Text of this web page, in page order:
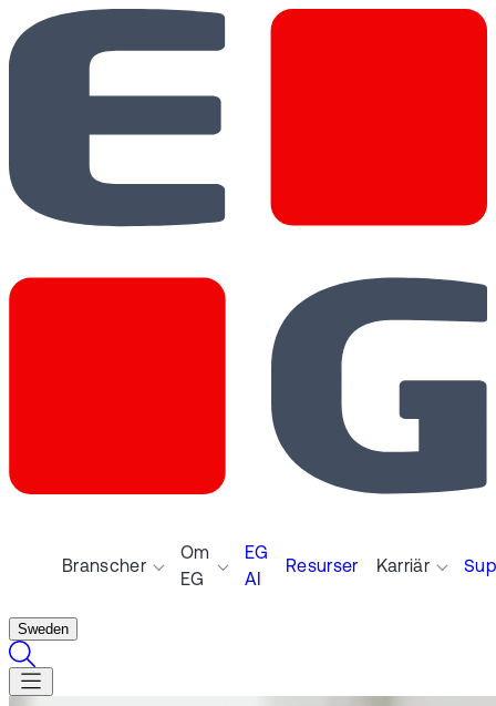
Branscher
Om
EG
EG
AI
Resurser Karriär
Sweden